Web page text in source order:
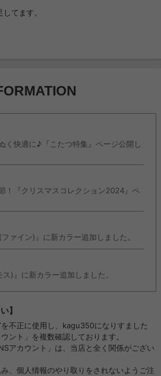
てます。
く快適に♪『こたつ特集』ページ公開し
！『クリスマスコレクション2024』ペ
ァイン)』に新カラー追加しました。
)』に新カラー追加しました。
】
不正に使用し、kagu350になりすました
ント」を複数確認しております。
アカウント」は、当店と全く関係がござい
、個人情報のやり取りをされないようご注